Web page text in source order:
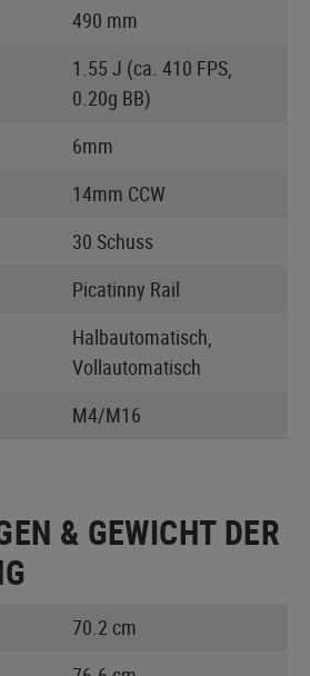
490 mm
1.55 J (ca. 410 FPS,
0.20g BB)
6mm
14mm CCW
30 Schuss
Picatinny Rail
Halbautomatisch,
Vollautomatisch
M4/M16
& GEWICHT DER
70.2 cm